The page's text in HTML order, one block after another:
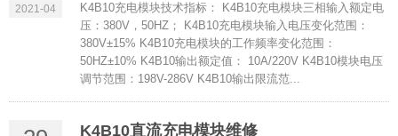
2021-04
K4B10充电模块技术指标： K4B10充电模块三相输入额定电
压：380V，50HZ； K4B10充电模块输入电压变化范围：
380V±15% K4B10充电模块的工作频率变化范围：
50HZ±10% K4B10输出额定值： 10A/220V K4B10模块电压
调节范围：198V-286V K4B10输出限流范...
K4B10直流充电模块维修